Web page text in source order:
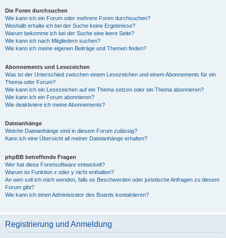
Die Foren durchsuchen
Wie kann ich ein Forum oder mehrere Foren durchsuchen?
Weshalb erhalte ich bei der Suche keine Ergebnisse?
Warum bekomme ich bei der Suche eine leere Seite?
Wie kann ich nach Mitgliedern suchen?
Wie kann ich meine eigenen Beiträge und Themen finden?
Abonnements und Lesezeichen
Was ist der Unterschied zwischen einem Lesezeichen und einem Abonnements für ein
Thema oder Forum?
Wie kann ich ein Lesezeichen auf ein Thema setzen oder ein Thema abonnieren?
Wie kann ich ein Forum abonnieren?
Wie deaktiviere ich meine Abonnements?
Dateianhänge
Welche Dateianhänge sind in diesem Forum zulässig?
Kann ich eine Übersicht all meiner Dateianhänge erhalten?
phpBB betreffende Fragen
Wer hat diese Forensoftware entwickelt?
Warum ist Funktion x oder y nicht enthalten?
An wen soll ich mich wenden, falls es Beschwerden oder juristische Anfragen zu diesem
Forum gibt?
Wie kann ich einen Administrator des Boards kontaktieren?
Registrierung und Anmeldung